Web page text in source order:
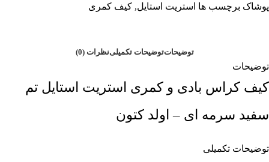
پوشاک برچسب ها استریت استایل, کیف کمری
توضیحاتتوضیحات تکمیلینظرات (0)
توضیحات
کیف کراس بادی و کمری استریت استایل تم
سفید سرمه ای – اولد کتون
توضیحات تکمیلی